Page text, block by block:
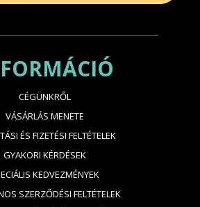
CÉGÜNKRŐL
VÁSÁRLÁS MENETE
ÉS FIZETÉSI FELTÉTELEK
GYAKORI KÉRDÉSEK
KEDVEZMÉNYEK
SZERZŐDÉSI FELTÉTELEK